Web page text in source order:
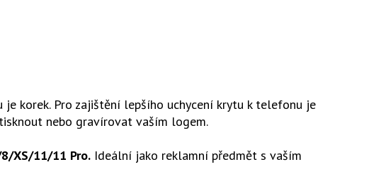
korek. Pro zajištění lepšího uchycení krytu k telefonu je
nebo gravírovat vaším logem.
XS/11/11 Pro. Ideální jako reklamní předmět s vaším